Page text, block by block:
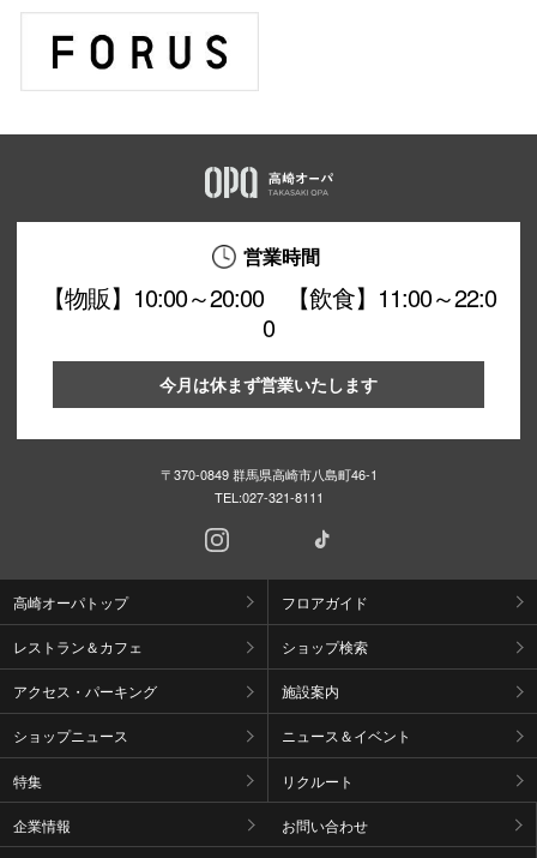
営業時間
【物販】10:00～20:00 【飲食】11:00～22:0
0
今月は休まず営業いたします
〒370-0849 群馬県高崎市八島町46-1
TEL:027-321-8111
高崎オーパトップ フロアガイド
レストラン＆カフェ ショップ検索
アクセス・パーキング 施設案内
ショップニュース ニュース＆イベント
特集 リクルート
企業情報 お問い合わせ